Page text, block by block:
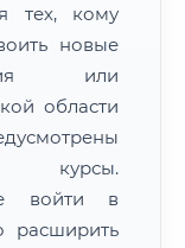
тех, кому
новые
или
области
курсы.
войти в
расширить